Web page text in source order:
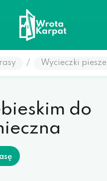
/ Wycieczki piesze
do